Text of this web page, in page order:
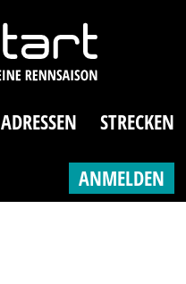
ADRESSEN
STRECKEN
ANMELDEN